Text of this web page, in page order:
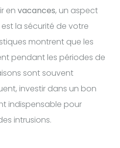
en vacances, un aspect
la sécurité de votre
montrent que les
pendant les périodes de
sont souvent
investir dans un bon
indispensable pour
intrusions.